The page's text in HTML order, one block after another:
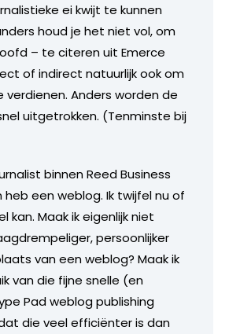
ei kwijt te kunnen
houd je het niet vol, om
– te citeren uit Emerce
of indirect natuurlijk ook om
Anders worden de
uitgetrokken. (Tenminste bij
binnen Reed Business
een weblog. Ik twijfel nu of
kan. Maak ik eigenlijk niet
persoonlijker
van een weblog? Maak ik
van die fijne snelle (en
Pad weblog publishing
die veel efficiënter is dan